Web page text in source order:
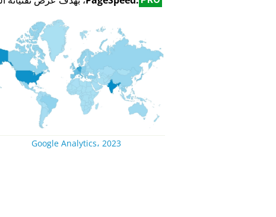
Google Analytics، 2023